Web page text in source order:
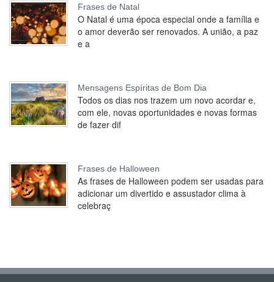
Frases de Natal
O Natal é uma época especial onde a família e
o amor deverão ser renovados. A união, a paz
e a
Mensagens Espíritas de Bom Dia
Todos os dias nos trazem um novo acordar e,
com ele, novas oportunidades e novas formas
de fazer dif
Frases de Halloween
As frases de Halloween podem ser usadas para
adicionar um divertido e assustador clima à
celebraç